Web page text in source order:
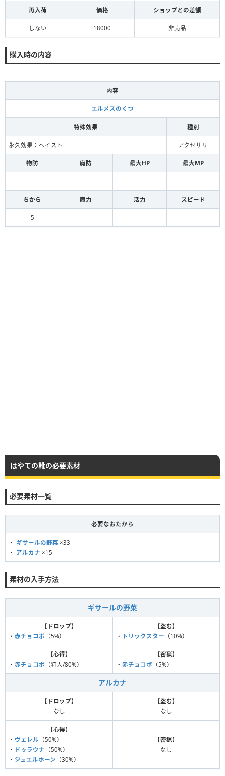
再入荷 価格 ショップとの差額
しない 18000 非売品
購入時の内容
内容
エルメスのくつ
特殊効果 種別
永久効果：ヘイスト アクセサリ
物防 魔防 最大HP 最大MP
- - - -
ちから 魔力 活力 スピード
5 - - -
はやての靴の必要素材
必要素材一覧
必要なおたから
・ ギサールの野菜 ×33
・ アルカナ ×15
素材の入手方法
ギサールの野菜
【 ドロップ】
・ 赤チョコボ （5%）
【盗む】
・ トリックスター （10%）
【心得】
・ 赤チョコボ （狩人/80%）
【密猟】
・ 赤チョコボ （5%）
アルカナ
【 ドロップ】
なし
【盗む】
なし
【心得】
・ ヴェレル （50%）
・ ドゥラウナ （50%）
・ ジュエルホーン （30%）
【密猟】
なし